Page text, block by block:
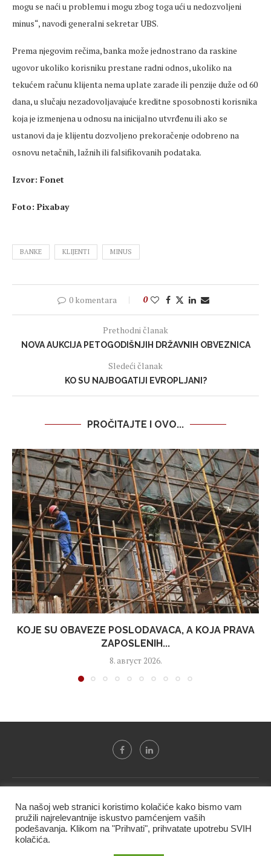
mogu se naći u problemu i mogu zbog toga ući u nedozvoljeni
minus“, navodi generalni sekretar UBS.
Prema njegovim rečima, banka može jednostrano da raskine
ugovor ukoliko korisniku prestane radni odnos, ukoliko na
tekućem računu klijenta nema uplate zarade ili penzije duže od 60
dana, u slučaju nezadovoljavajuće kreditne sposobnosti korisnika
koja je izmenjena u odnosu na inicijalno utvrđenu ili ako se
ustanovi da je klijentu dozvoljeno prekoračenje odobreno na
osnovu netačnih, lažnih ili falsifikovanih podataka.
Izvor: Fonet
Foto: Pixabay
BANKE KLIJENTI MINUS
0 komentara 0
Prethodni članak
NOVA AUKCIJA PETOGODIŠNJIH DRŽAVNIH OBVEZNICA
Sledeći članak
KO SU NAJBOGATIJI EVROPLJANI?
PROČITAJTE I OVO...
KOJE SU OBAVEZE POSLODAVACA, A KOJA PRAVA
ZAPOSLENIH...
8. август 2026.
BIF PRESS doo" i ne smeju se presnositi niti koristiti, delimično
ni u celosti, bez izričite dozvole kompanije.
Na našoj web stranici koristimo kolačiće kako bismo vam
pružili najrelevantnije iskustvo pamćenjem vaših
podešavanja. Klikom na "Prihvati", prihvatate upotrebu SVIH
kolačića.